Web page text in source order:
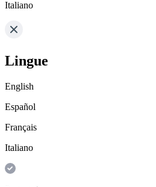
Italiano
Lingue
English
Español
Français
Italiano